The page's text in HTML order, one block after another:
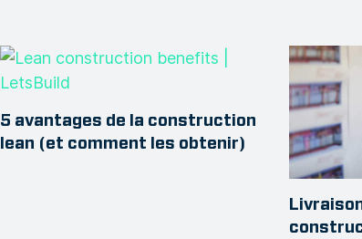
5 avantages de la construction
lean (et comment les obtenir)